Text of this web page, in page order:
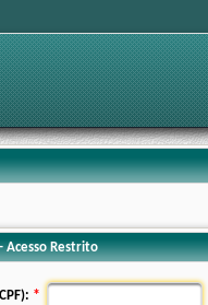
Acesso Restrito